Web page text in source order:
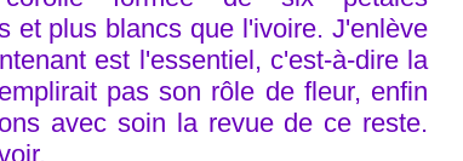
et plus blancs que l'ivoire. J'enlève
est l'essentiel, c'est-à-dire la
pas son rôle de fleur, enfin
avec soin la revue de ce reste.